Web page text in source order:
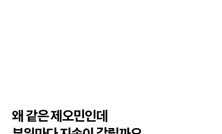
왜 같은 제오민인데